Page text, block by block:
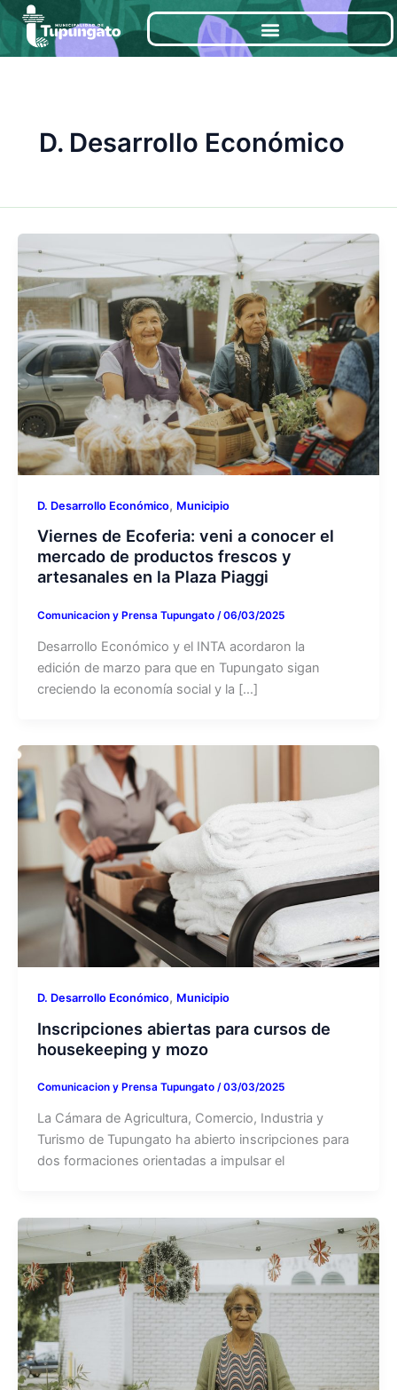
Ir
contenido
D. Desarrollo Económico
D. Desarrollo Económico, Municipio
Viernes de Ecoferia: veni a conocer el
mercado de productos frescos y
artesanales en la Plaza Piaggi
Comunicacion y Prensa Tupungato /06/03/2025
Desarrollo Económico y el INTA acordaron la
edición de marzo para que en Tupungato sigan
creciendo la economía social y la […]
D. Desarrollo Económico, Municipio
Inscripciones abiertas para cursos de
housekeeping y mozo
Comunicacion y Prensa Tupungato /03/03/2025
La Cámara de Agricultura, Comercio, Industria y
Turismo de Tupungato ha abierto inscripciones para
dos formaciones orientadas a impulsar el